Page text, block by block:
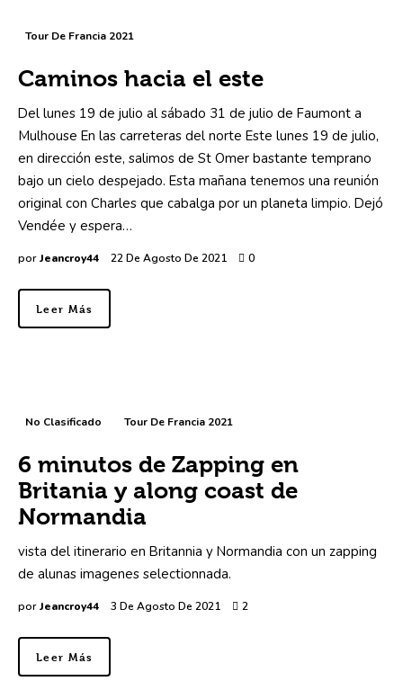
Tour De Francia 2021
Caminos hacia el este
Del lunes 19 de julio al sábado 31 de julio de Faumont a
Mulhouse En las carreteras del norte Este lunes 19 de julio,
en dirección este, salimos de St Omer bastante temprano
bajo un cielo despejado. Esta mañana tenemos una reunión
original con Charles que cabalga por un planeta limpio. Dejó
Vendée y espera…
por Jeancroy44 22 De Agosto De 2021 0
Leer Más
No Clasificado Tour De Francia 2021
6 minutos de Zapping en
Britania y along coast de
Normandia
vista del itinerario en Britannia y Normandia con un zapping
de alunas imagenes selectionnada.
por Jeancroy44 3 De Agosto De 2021 2
Leer Más